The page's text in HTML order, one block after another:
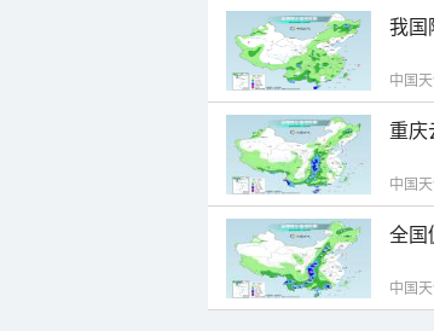
我国
中国
重庆
中国
全国
中国